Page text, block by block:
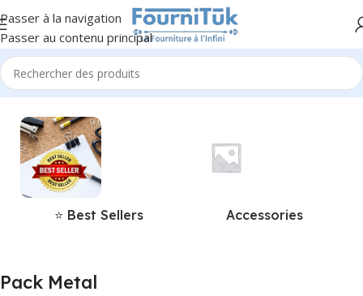
Passer à la navigation
Passer au contenu principal
Accueil/Produits identifiés “Pack Metal”
⭐ Best Sellers Accessories
Pack Metal